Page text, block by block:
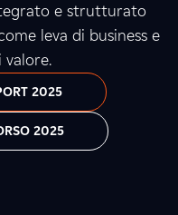
e strutturato
leva di business e
valore.
2025
2025